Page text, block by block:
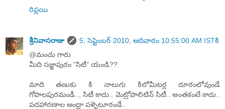
రిప్లయి
శ్రీనివాసరాజు
5, సెప్టెంబర్ 2010, ఆదివారం 10:55:00 AM ISTకి
@మంచు గారు
మీది సజ్జాపురం "సిటీ" యండి??.
మాది తణుకు కి నాలుగు కిలోమీటర్ల దూరంలోవుండే
గోపాలపురమండీ.., సిటీ కాదు.. మెట్రోపాలిటిన్ సిటీ.. అంతకంటే కాదు..
పదహారణాల ఆంధ్రా పళ్ళెటూరండే..